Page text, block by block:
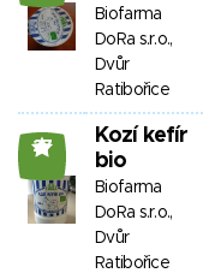
Biofarma
DoRa s.r.o.,
Dvůr
Ratibořice
27
Kozí kefír
bio
Biofarma
DoRa s.r.o.,
Dvůr
Ratibořice